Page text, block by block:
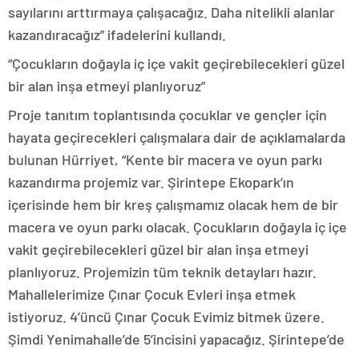
sayılarını arttırmaya çalışacağız. Daha nitelikli alanlar
kazandıracağız” ifadelerini kullandı.
“Çocukların doğayla iç içe vakit geçirebilecekleri güzel
bir alan inşa etmeyi planlıyoruz”
Proje tanıtım toplantısında çocuklar ve gençler için
hayata geçirecekleri çalışmalara dair de açıklamalarda
bulunan Hürriyet, “Kente bir macera ve oyun parkı
kazandırma projemiz var. Şirintepe Ekopark’ın
içerisinde hem bir kreş çalışmamız olacak hem de bir
macera ve oyun parkı olacak. Çocukların doğayla iç içe
vakit geçirebilecekleri güzel bir alan inşa etmeyi
planlıyoruz. Projemizin tüm teknik detayları hazır.
Mahallelerimize Çınar Çocuk Evleri inşa etmek
istiyoruz. 4’üncü Çınar Çocuk Evimiz bitmek üzere.
Şimdi Yenimahalle’de 5’incisini yapacağız. Şirintepe’de